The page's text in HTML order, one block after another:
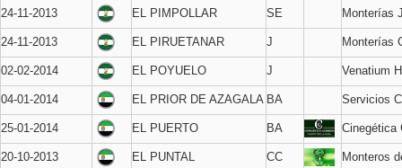
24-11-2013 EL PIMPOLLAR SE Monterías
24-11-2013 EL PIRUETANAR J Monterías
02-02-2014 EL POYUELO J Venatium
04-01-2014 EL PRIOR DE AZAGALA BA Servicios
25-01-2014 EL PUERTO BA Cinegética
20-10-2013 EL PUNTAL CC Monteros